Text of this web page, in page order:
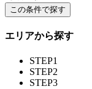
エリアから探す
STEP1
STEP2
STEP3